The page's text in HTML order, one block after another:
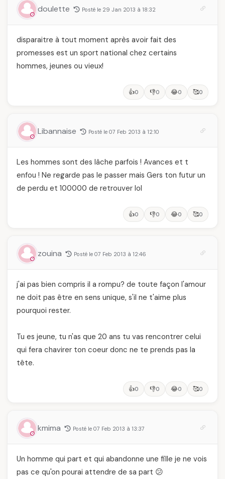
vraiment savoir
doulette Posté le 29 Jan 2013 à 18:32
disparaitre à tout moment après avoir fait des
promesses est un sport national chez certains
hommes, jeunes ou vieux!
👍0 👎0 😂0 🥰0
Libannaise Posté le 07 Feb 2013 à 12:10
Les hommes sont des lâche parfois ! Avances et t
enfou ! Ne regarde pas le passer mais Gers ton futur un
de perdu et 100000 de retrouver lol
👍0 👎0 😂0 🥰0
zouina Posté le 07 Feb 2013 à 12:46
j'ai pas bien compris il a rompu? de toute façon l'amour
ne doit pas être en sens unique, s'il ne t'aime plus
pourquoi rester.
Tu es jeune, tu n'as que 20 ans tu vas rencontrer celui
qui fera chavirer ton coeur donc ne te prends pas la
tête.
👍0 👎0 😂0 🥰0
kmima Posté le 07 Feb 2013 à 13:37
Un homme qui part et qui abandonne une fille je ne vois
pas ce qu'on pourai attendre de sa part 😕